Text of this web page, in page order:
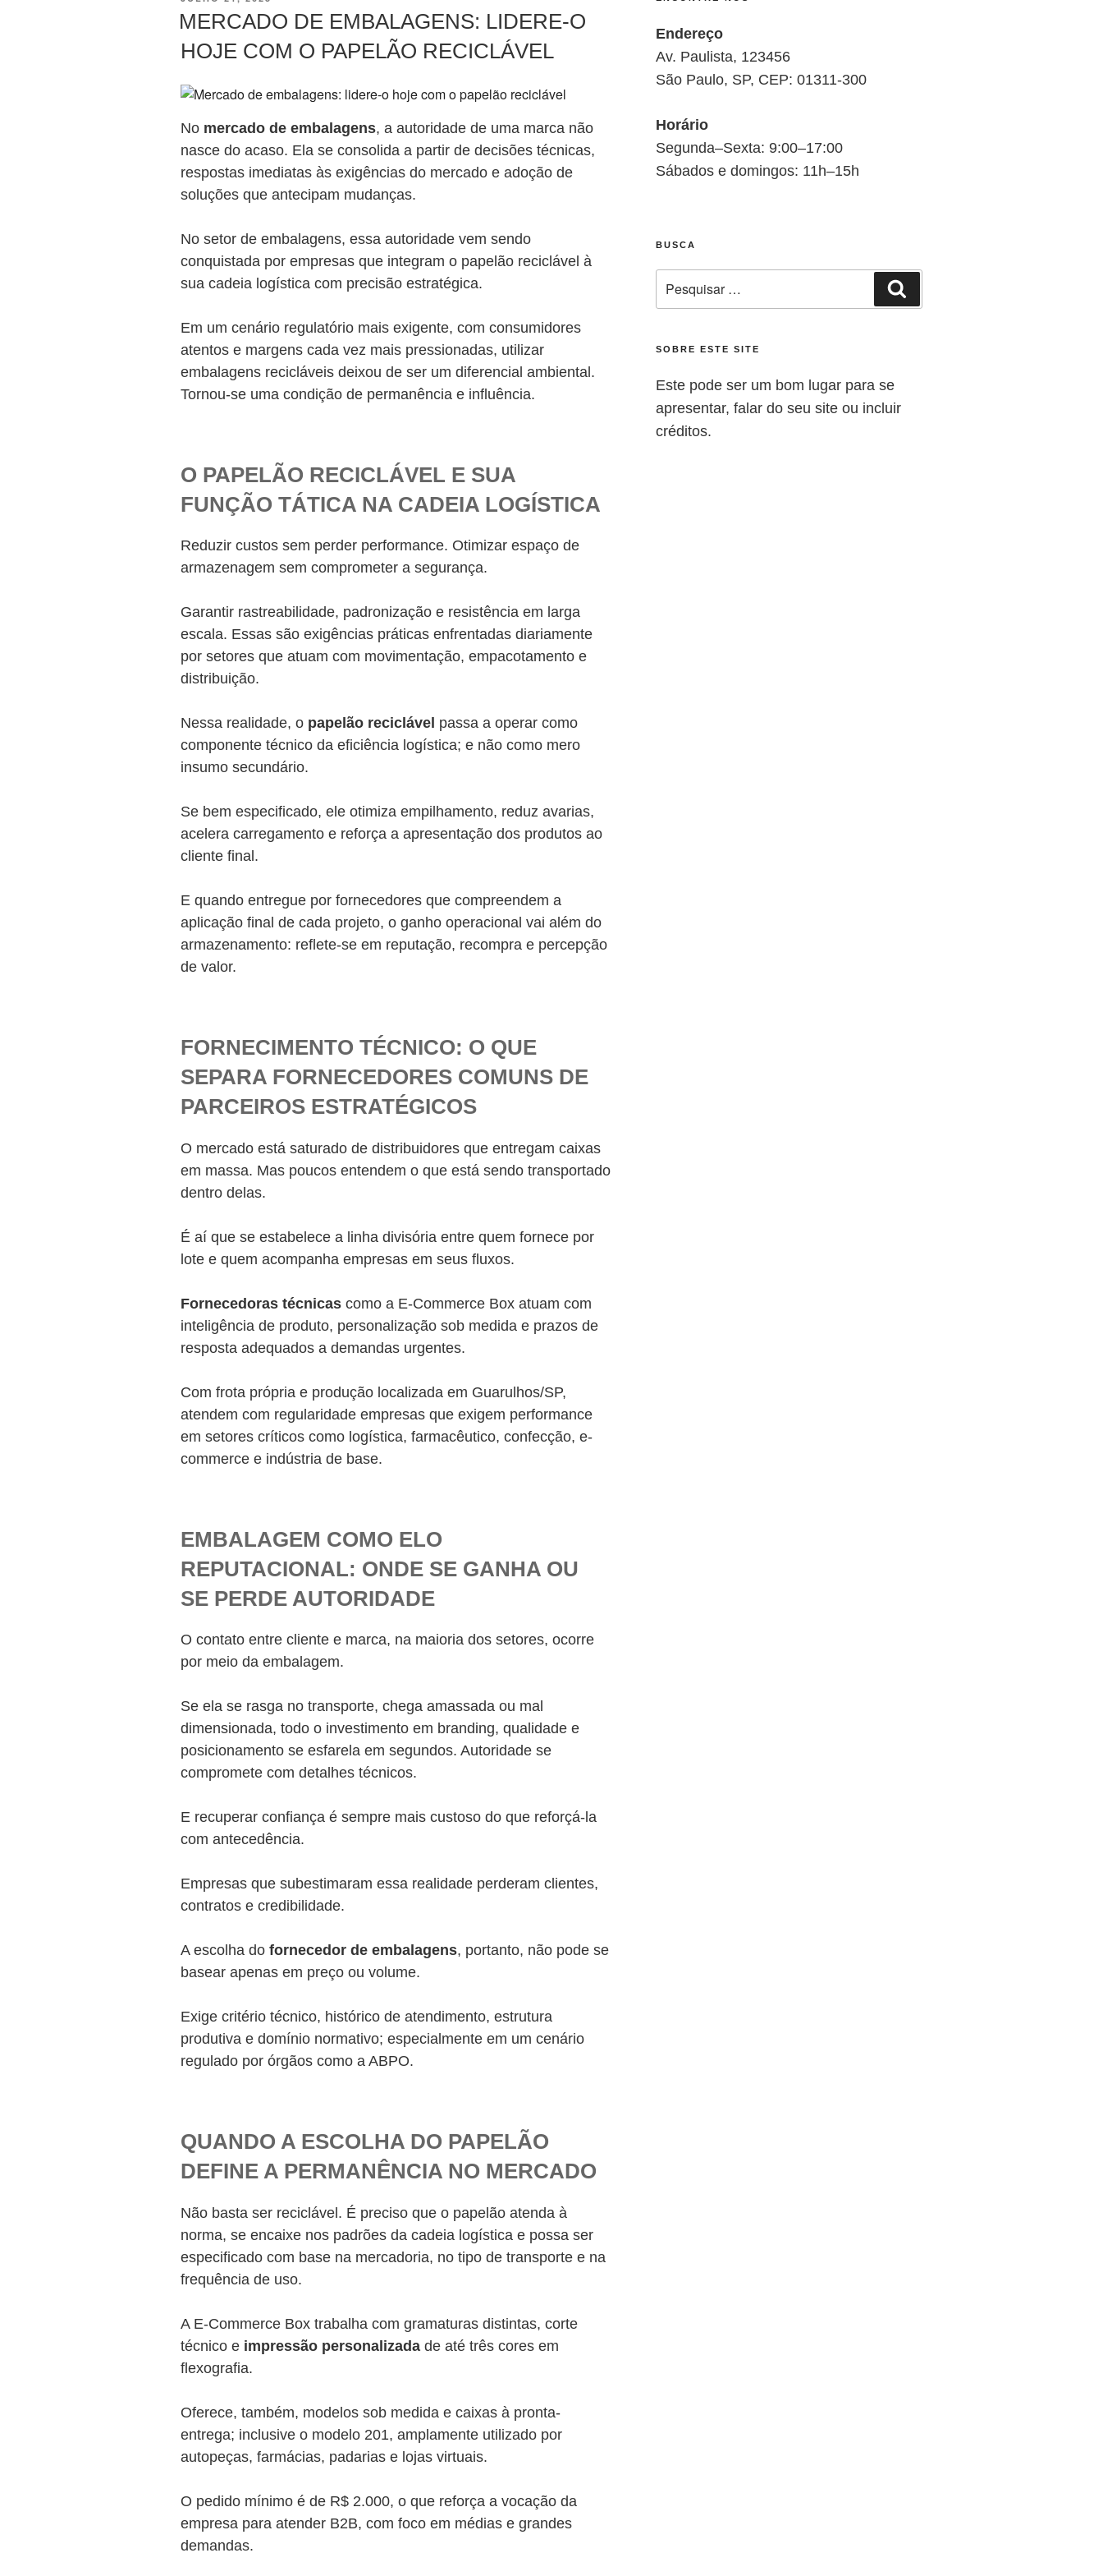
MERCADO DE EMBALAGENS: LIDERE-O
HOJE COM O PAPELÃO RECICLÁVEL
No mercado de embalagens, a autoridade de uma marca não
nasce do acaso. Ela se consolida a partir de decisões técnicas,
respostas imediatas às exigências do mercado e adoção de
soluções que antecipam mudanças.
No setor de embalagens, essa autoridade vem sendo
conquistada por empresas que integram o papelão reciclável à
sua cadeia logística com precisão estratégica.
Em um cenário regulatório mais exigente, com consumidores
atentos e margens cada vez mais pressionadas, utilizar
embalagens recicláveis deixou de ser um diferencial ambiental.
Tornou-se uma condição de permanência e influência.
O PAPELÃO RECICLÁVEL E SUA
FUNÇÃO TÁTICA NA CADEIA LOGÍSTICA
Reduzir custos sem perder performance. Otimizar espaço de
armazenagem sem comprometer a segurança.
Garantir rastreabilidade, padronização e resistência em larga
escala. Essas são exigências práticas enfrentadas diariamente
por setores que atuam com movimentação, empacotamento e
distribuição.
Nessa realidade, o papelão reciclável passa a operar como
componente técnico da eficiência logística; e não como mero
insumo secundário.
Se bem especificado, ele otimiza empilhamento, reduz avarias,
acelera carregamento e reforça a apresentação dos produtos ao
cliente final.
E quando entregue por fornecedores que compreendem a
aplicação final de cada projeto, o ganho operacional vai além do
armazenamento: reflete-se em reputação, recompra e percepção
de valor.
FORNECIMENTO TÉCNICO: O QUE
SEPARA FORNECEDORES COMUNS DE
PARCEIROS ESTRATÉGICOS
O mercado está saturado de distribuidores que entregam caixas
em massa. Mas poucos entendem o que está sendo transportado
dentro delas.
É aí que se estabelece a linha divisória entre quem fornece por
lote e quem acompanha empresas em seus fluxos.
Fornecedoras técnicas como a E-Commerce Box atuam com
inteligência de produto, personalização sob medida e prazos de
resposta adequados a demandas urgentes.
Com frota própria e produção localizada em Guarulhos/SP,
atendem com regularidade empresas que exigem performance
em setores críticos como logística, farmacêutico, confecção, e-
commerce e indústria de base.
EMBALAGEM COMO ELO
REPUTACIONAL: ONDE SE GANHA OU
SE PERDE AUTORIDADE
O contato entre cliente e marca, na maioria dos setores, ocorre
por meio da embalagem.
Se ela se rasga no transporte, chega amassada ou mal
dimensionada, todo o investimento em branding, qualidade e
posicionamento se esfarela em segundos. Autoridade se
compromete com detalhes técnicos.
E recuperar confiança é sempre mais custoso do que reforçá-la
com antecedência.
Empresas que subestimaram essa realidade perderam clientes,
contratos e credibilidade.
A escolha do fornecedor de embalagens, portanto, não pode se
basear apenas em preço ou volume.
Exige critério técnico, histórico de atendimento, estrutura
produtiva e domínio normativo; especialmente em um cenário
regulado por órgãos como a ABPO.
QUANDO A ESCOLHA DO PAPELÃO
DEFINE A PERMANÊNCIA NO MERCADO
Não basta ser reciclável. É preciso que o papelão atenda à
norma, se encaixe nos padrões da cadeia logística e possa ser
especificado com base na mercadoria, no tipo de transporte e na
frequência de uso.
A E-Commerce Box trabalha com gramaturas distintas, corte
técnico e impressão personalizada de até três cores em
flexografia.
Oferece, também, modelos sob medida e caixas à pronta-
entrega; inclusive o modelo 201, amplamente utilizado por
autopeças, farmácias, padarias e lojas virtuais.
O pedido mínimo é de R$ 2.000, o que reforça a vocação da
empresa para atender B2B, com foco em médias e grandes
demandas.
Endereço
Av. Paulista, 123456
São Paulo, SP, CEP: 01311-300
Horário
Segunda–Sexta: 9:00–17:00
Sábados e domingos: 11h–15h
BUSCA
por:
SOBRE ESTE SITE
Este pode ser um bom lugar para se
apresentar, falar do seu site ou incluir
créditos.